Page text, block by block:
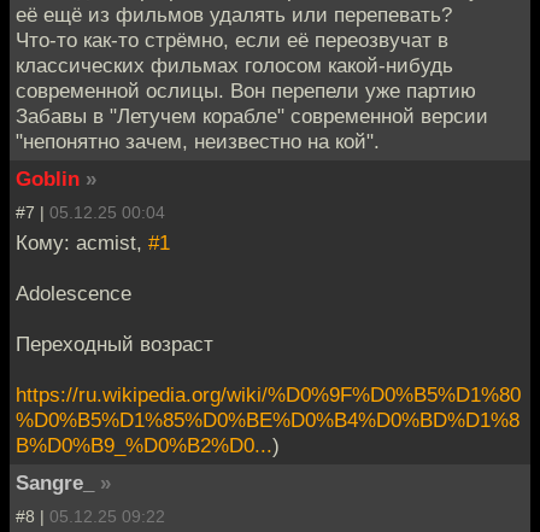
её ещё из фильмов удалять или перепевать?
Что-то как-то стрёмно, если её переозвучат в
классических фильмах голосом какой-нибудь
современной ослицы. Вон перепели уже партию
Забавы в "Летучем корабле" современной версии
"непонятно зачем, неизвестно на кой".
Goblin »
#7 | 05.12.25 00:04
Кому: acmist, #1
Adolescence
Переходный возраст
https://ru.wikipedia.org/wiki/%D0%9F%D0%B5%D1%80
%D0%B5%D1%85%D0%BE%D0%B4%D0%BD%D1%8
B%D0%B9_%D0%B2%D0...)
Sangre_
»
#8 | 05.12.25 09:22